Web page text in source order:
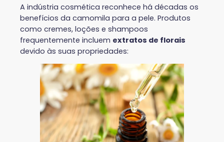
A indústria cosmética reconhece há décadas os
benefícios da camomila para a pele. Produtos
como cremes, loções e shampoos
frequentemente incluem extratos de florais
devido às suas propriedades: